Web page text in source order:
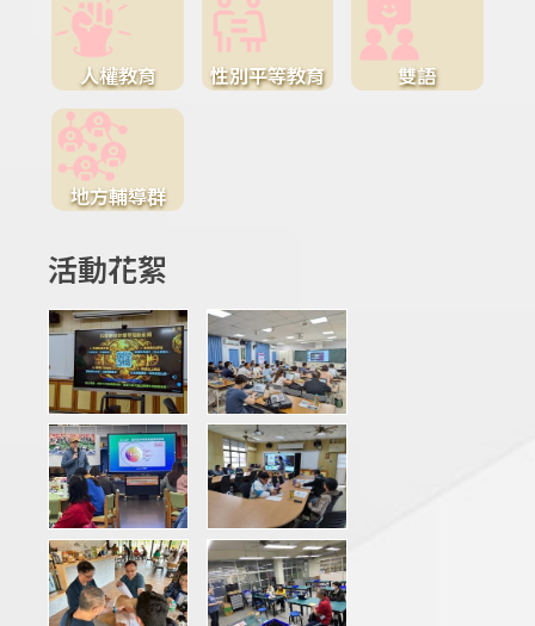
人權教育 性別平等教育 雙語
地方輔導群
活動花絮